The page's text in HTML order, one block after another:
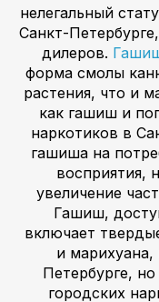
нелегальный
Санкт-
дилеров.
форма смолы
растения, что и
как гашиш и
наркотиков в
гашиша на
восприятия,
увеличение
Гашиш,
включает
и
Петербурге, но
городских